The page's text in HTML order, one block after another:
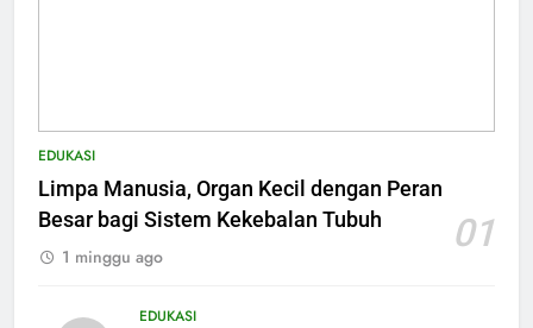
EDUKASI
Limpa Manusia, Organ Kecil dengan Peran
Besar bagi Sistem Kekebalan Tubuh
01
1 minggu ago
EDUKASI